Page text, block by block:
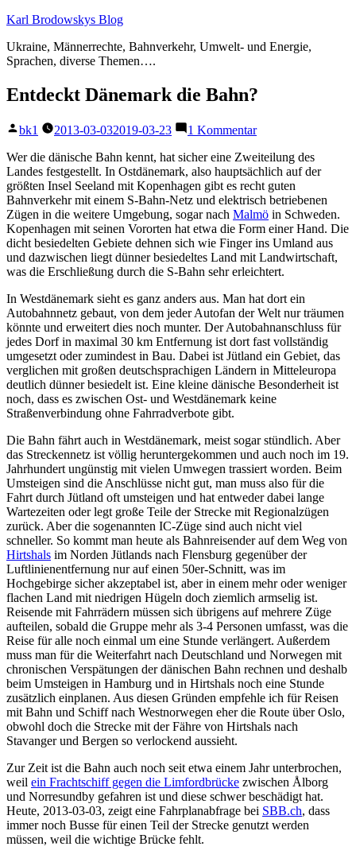
Zum
springen
Karl Brodowskys Blog
Ukraine, Männerrechte, Bahnverkehr, Umwelt- und Energie,
Sprachen, diverse Themen….
Entdeckt Dänemark die Bahn?
Veröffentlicht
bk1 2013-03-032019-03-23 1 Kommentarzu
Dänemark
die
Bahn?
Wer die dänische Bahn kennt, hat sicher eine Zweiteilung des
Landes festgestellt. In Ostdänemark, also hauptsächlich auf der
größten Insel Seeland mit Kopenhagen gibt es recht guten
Bahnverkehr mit einem S-Bahn-Netz und elektrisch betriebenen
Zügen in die weitere Umgebung, sogar nach Malmö in Schweden.
Kopenhagen mit seinen Vororten hat etwa die Form einer Hand. Die
dicht besiedelten Gebiete dehnen sich wie Finger ins Umland aus
und dazwischen liegt dünner besiedeltes Land mit Landwirtschaft,
was die Erschließung durch die S-Bahn sehr erleichtert.
In Westdänemark sieht es ganz anders aus. Man hat dort ein
Autobahnnetz gebaut, von dem jeder Autofan der Welt nur träumen
könnte und erweitert dies noch munter. Der Autobahnanschluss für
jedes Dorf in maximal 30 km Entfernung ist dort fast vollständig
umgesetzt oder zumindest in Bau. Dabei ist Jütland ein Gebiet, das
verglichen mit großen deutschsprachigen Ländern in Mitteleuropa
deutlich dünner besiedelt ist. Eine kleine dänische Besonderheit ist
noch, dass es zwischen Ost- und Westdänemark keine
Straßenverbindung ohne Fahrradverbote gibt.
Die Bahn fährt auch in Westdänemark, meist sogar stündlich. Aber
das Streckennetz ist völlig heruntergekommen und auch noch im 19.
Jahrhundert ungünstig mit vielen Umwegen trassiert worden. Beim
Umsteigen sind die Anschlüsse nicht gut, man muss also für die
Fahrt durch Jütland oft umsteigen und hat entweder dabei lange
Wartezeiten oder legt große Teile der Strecke mit Regionalzügen
zurück. Aber die sogenannten IC-Züge sind auch nicht viel
schneller. So kommt man heute als Bahnreisender auf dem Weg von
Hirtshals im Norden Jütlands nach Flensburg gegenüber der
Luftlinienentfernung nur auf einen 50er-Schnitt, was im
Hochgebirge sicher akzeptabel ist, aber in einem mehr oder weniger
flachen Land mit niedrigen Hügeln doch ziemlich armselig ist.
Reisende mit Fahrrädern müssen sich übrigens auf mehrere Züge
aufteilen, sobald die Gruppe mehr als 3-4 Personen umfasst, was die
Reise für alle noch einmal um eine Stunde verlängert. Außerdem
muss man für die Weiterfahrt nach Deutschland und Norwegen mit
chronischen Verspätungen der dänischen Bahn rechnen und deshalb
beim Umsteigen in Hamburg und in Hirtshals noch eine Stunde
zusätzlich einplanen. Aus diesen Gründen empfehle ich für Reisen
mit Bahn und Schiff nach Westnorwegen eher die Route über Oslo,
obwohl doch die Strecke mit der Fähre von Hirtshals nach
Stavanger und Bergen so verlockend aussieht.
Zur Zeit ist die Bahn auch noch seit etwa einem Jahr unterbrochen,
weil ein Frachtschiff gegen die Limfordbrücke zwischen Ålborg
und Norresundby gefahren ist und diese schwer beschädigt hat.
Heute, 2013-03-03, zeigt eine Fahrplanabfrage bei SBB.ch, dass
immer noch Busse für einen Teil der Strecke genutzt werden
müssen, weil die wichtige Brücke fehlt.